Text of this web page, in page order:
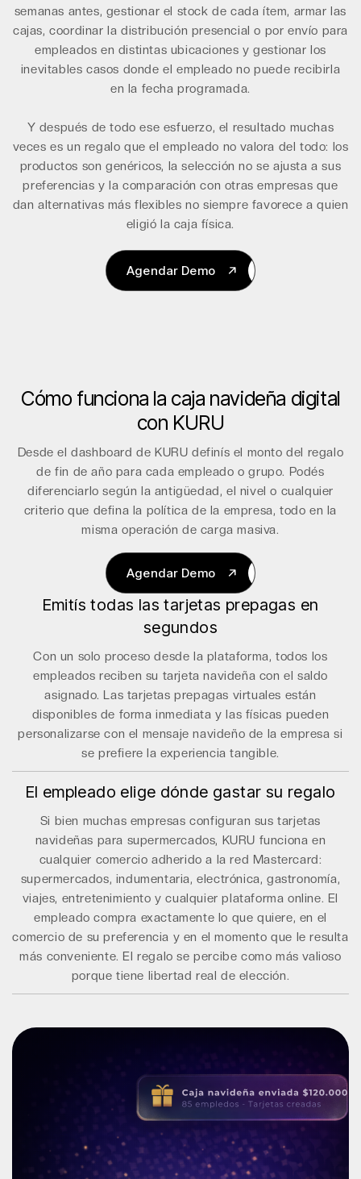
semanas antes, gestionar el stock de cada ítem, armar las
cajas, coordinar la distribución presencial o por envío para
empleados en distintas ubicaciones y gestionar los
inevitables casos donde el empleado no puede recibirla
en la fecha programada.
Y después de todo ese esfuerzo, el resultado muchas
veces es un regalo que el empleado no valora del todo: los
productos son genéricos, la selección no se ajusta a sus
preferencias y la comparación con otras empresas que
dan alternativas más flexibles no siempre favorece a quien
eligió la caja física.
Agendar Demo
Cómo funciona la caja navideña digital
con KURU
Desde el dashboard de KURU definís el monto del regalo
de fin de año para cada empleado o grupo. Podés
diferenciarlo según la antigüedad, el nivel o cualquier
criterio que defina la política de la empresa, todo en la
misma operación de carga masiva.
Agendar Demo
Agendar Demo
Emitís todas las tarjetas prepagas en
segundos
Con un solo proceso desde la plataforma, todos los
empleados reciben su tarjeta navideña con el saldo
asignado. Las tarjetas prepagas virtuales están
disponibles de forma inmediata y las físicas pueden
personalizarse con el mensaje navideño de la empresa si
se prefiere la experiencia tangible.
El empleado elige dónde gastar su regalo
Si bien muchas empresas configuran sus tarjetas
navideñas para supermercados, KURU funciona en
cualquier comercio adherido a la red Mastercard:
supermercados, indumentaria, electrónica, gastronomía,
viajes, entretenimiento y cualquier plataforma online. El
empleado compra exactamente lo que quiere, en el
comercio de su preferencia y en el momento que le resulta
más conveniente. El regalo se percibe como más valioso
porque tiene libertad real de elección.